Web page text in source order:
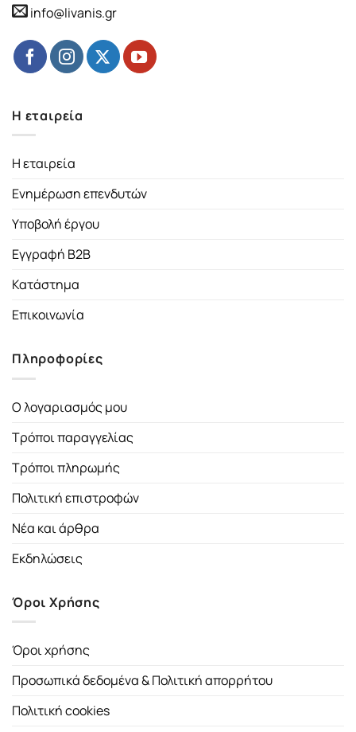
info@livanis.gr
Η εταιρεία
Η εταιρεία
Ενημέρωση επενδυτών
Υποβολή έργου
Εγγραφή B2B
Κατάστημα
Επικοινωνία
Πληροφορίες
Ο λογαριασμός μου
Τρόποι παραγγελίας
Τρόποι πληρωμής
Πολιτική επιστροφών
Νέα και άρθρα
Εκδηλώσεις
Όροι Χρήσης
Όροι χρήσης
Προσωπικά δεδομένα & Πολιτική απορρήτου
Πολιτική cookies